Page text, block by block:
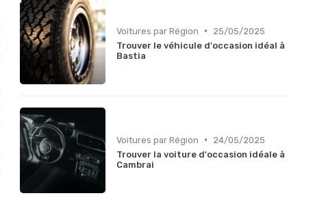
Voitures par Région •
25/05/2025
Trouver le véhicule d'occasion idéal à
Bastia
Voitures par Région •
24/05/2025
Trouver la voiture d'occasion idéale à
Cambrai